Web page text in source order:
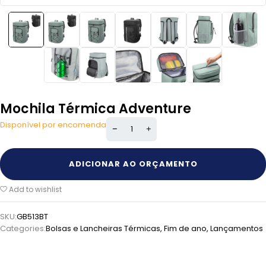
Mochila Térmica Adventure
Disponível por encomenda
ADICIONAR AO ORÇAMENTO
Add to wishlist
SKU:GB513BT
Categories:Bolsas e Lancheiras Térmicas, Fim de ano, Lançamentos